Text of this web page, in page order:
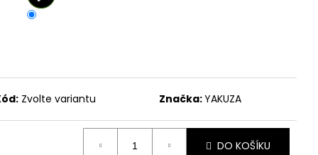
Zvolte variantu Značka:YAKUZA
DO KOŠÍKU